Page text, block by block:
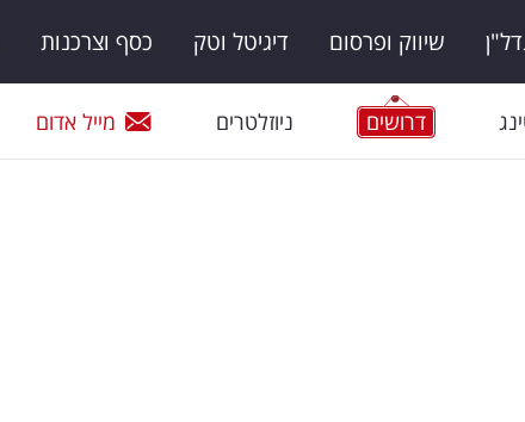
שיווק ופרסום דיגיטל וטק כסף וצרכנות
דרושים ניוזלטרים מייל אדום